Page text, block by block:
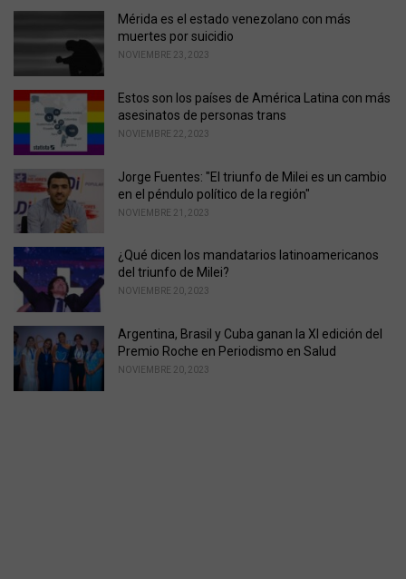
:
Mérida es el estado venezolano con más
muertes por suicidio
NOVIEMBRE 23, 2023
Estos son los países de América Latina con más
asesinatos de personas trans
NOVIEMBRE 22, 2023
Jorge Fuentes: "El triunfo de Milei es un cambio
en el péndulo político de la región"
NOVIEMBRE 21, 2023
¿Qué dicen los mandatarios latinoamericanos
del triunfo de Milei?
NOVIEMBRE 20, 2023
Argentina, Brasil y Cuba ganan la XI edición del
Premio Roche en Periodismo en Salud
NOVIEMBRE 20, 2023